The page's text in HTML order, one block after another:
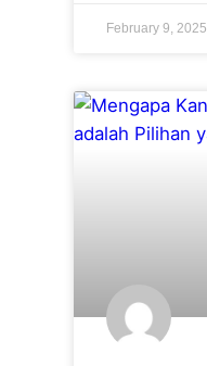
February 9, 2025